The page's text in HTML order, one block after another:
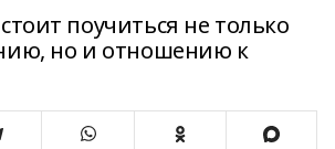
поучиться не только
но и отношению к